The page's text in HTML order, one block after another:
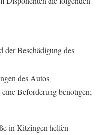
der Beschädigung des
des Autos;
Beförderung benötigen;
in Kitzingen helfen